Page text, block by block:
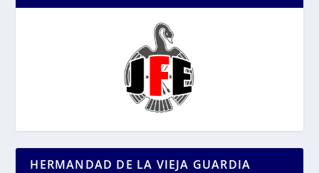
HERMANDAD DE LA VIEJA GUARDIA